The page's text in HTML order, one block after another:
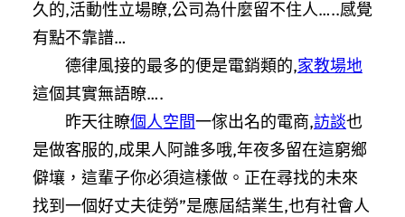
久的,活動性立場瞭,公司為什麼留不住人…..感覺
有點不靠譜…
德律風接的最多的便是電銷類的,家教場地
這個其實無語瞭….
昨天往瞭個人空間一傢出名的電商,訪談也
是做客服的,成果人阿誰多哦,年夜多留在這窮鄉
僻壤，這輩子你必須這樣做。正在尋找的未來
找到一個好丈夫徒勞”是應屆結業生,也有社會人